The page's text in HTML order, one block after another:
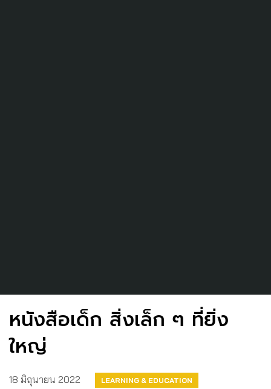
หนังสือเด็ก สิ่งเล็ก ๆ ที่ยิ่ง
ใหญ่
18 มิถุนายน 2022 LEARNING & EDUCATION